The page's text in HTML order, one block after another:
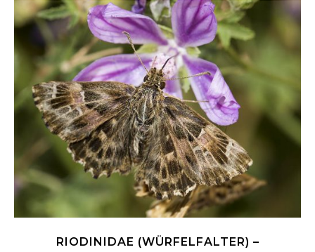
RIODINIDAE (WÜRFELFALTER) –